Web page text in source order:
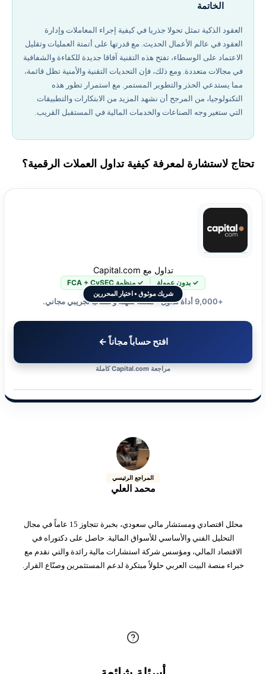
الخاتمة
العقود الذكية تمثل تحولا جذريا في كيفية إجراء المعاملات وإدارة
العقود في عالم الأعمال الحديث. مع قدرتها على أتمتة العمليات وتقليل
الاعتماد على الوسطاء، تفتح هذه التقنية آفاقا جديدة للكفاءة والشفافية
في مجالات متعددة. ومع ذلك، فإن التحديات التقنية والأمنية تظل قائمة،
مما يستدعي الحذر والتطوير المستمر. مع استمرار تطور هذه
التكنولوجيا، من المرجح أن نشهد المزيد من الابتكارات والتطبيقات
التي ستغير وجه الصناعات والخدمات المالية في المستقبل القريب.
تحتاج لاستشارة لمعرفة كيفية تداول العملات الرقمية؟
شريك موثوق • اختيار المحررين
تداول مع Capital.com
✓ بدون عمولة ✓ منظمة FCA + CySEC
+9,000 أداة تداول • منصة سهلة وحساب تجريبي مجاني.
افتح حساباً مجاناً ←
مراجعة Capital.com كاملة
المراجع الرئيسي
محمد العلي
محلل اقتصادي ومستشار مالي سعودي، بخبرة تتجاوز 15 عاماً في مجال
التحليل الفني والأساسي للأسواق المالية. حاصل على دكتوراه في
الاقتصاد المالي، ومؤسس شركة استشارات مالية رائدة والتي نقدم مع
خبراء منصة البيت العربي حلولاً مبتكرة لدعم المستثمرين وصنّاع القرار.